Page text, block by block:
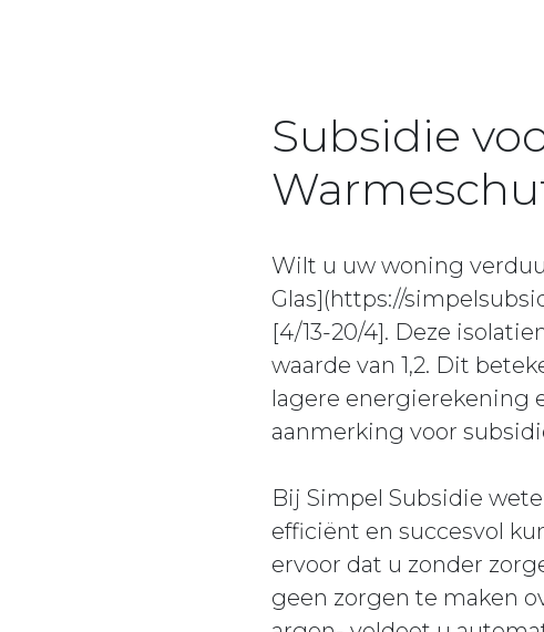
Subsidie
Wilt u uw woning
Glas](https://
[4/13-20/4]. Deze
waarde van 1,2. Dit
lagere energierekening
aanmerking voor
Bij Simpel Subsidie
efficiënt en succesvol
ervoor dat u zonder
geen zorgen te maken